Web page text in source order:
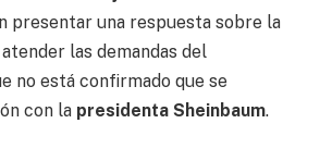
presentar una respuesta sobre la
las demandas del
no está confirmado que se
con la presidenta Sheinbaum.